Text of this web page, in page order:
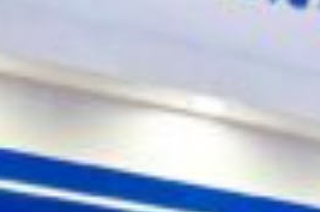
productos